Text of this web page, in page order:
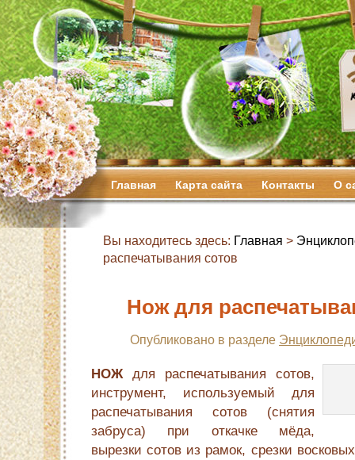
Главная Карта сайта Контакты О
Вы находитесь здесь: Главная >
распечатывания сотов
Нож для
Опубликовано в разделе
НОЖдля распечатывания сотов,
инструмент, используемый для
распечатывания сотов (снятия
забруса) при откачке мёда,
вырезки сотов из рамок, срезки